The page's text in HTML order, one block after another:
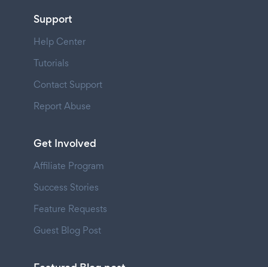
Support
Help Center
Tutorials
Contact Support
Report Abuse
Get Involved
Affiliate Program
Success Stories
Feature Requests
Guest Blog Post